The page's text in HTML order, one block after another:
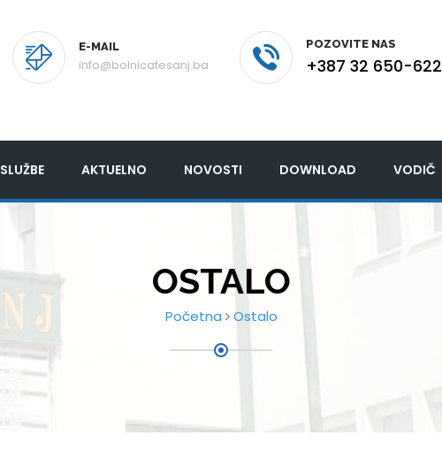
E-MAIL
info@bolnicatesanj.ba
POZOVITE NAS
+387 32 650-622
SLUŽBE AKTUELNO NOVOSTI DOWNLOAD VODIČ
OSTALO
Početna Ostalo